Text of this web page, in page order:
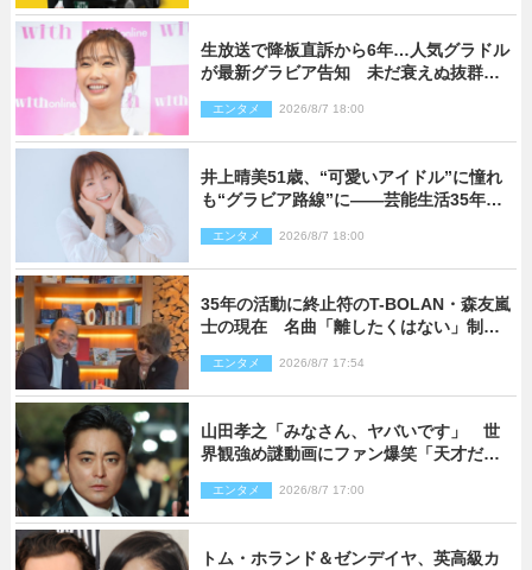
生放送で降板直訴から6年…人気グラドル
が最新グラビア告知 未だ衰えぬ抜群ス
エンタメ 2026/8/7 18:00
井上晴美51歳、“可愛いアイドル”に憧れ
も“グラビア路線”に――芸能生活35年を
エンタメ 2026/8/7 18:00
35年の活動に終止符のT-BOLAN・森友嵐
士の現在 名曲「離したくはない」制作
エンタメ 2026/8/7 17:54
山田孝之「みなさん、ヤバいです」 世
界観強め謎動画にファン爆笑「天才だ
エンタメ 2026/8/7 17:00
トム・ホランド＆ゼンデイヤ、英高級カ